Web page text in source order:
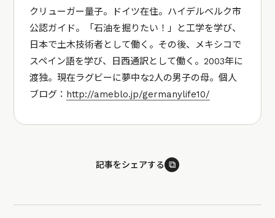
クリューガー量子。ドイツ在住。ハイデルベルク市
公認ガイド。「石油を掘りたい！」と工学を学び、
日本で土木技術者として働く。その後、メキシコで
スペイン語を学び、日西通訳として働く。2003年に
渡独。現在ラグビーに夢中な2人の男子の母。個人
ブログ： http://ameblo.jp/germanylife10/
記事をシェアする ⧉